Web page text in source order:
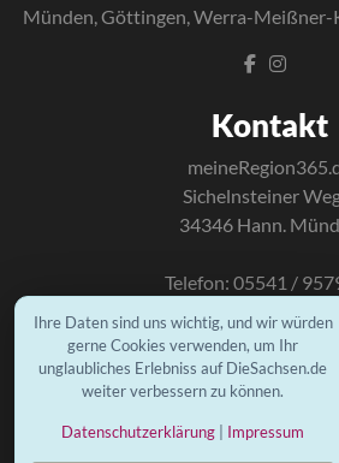
Münden, Göttingen, Werra-Meißner-
Kontakt
Sichelnsteiner
34346 Hann.
Telefon: 05541 /
E-Mail: info@mundus-
Wichtige
Kontakt
Ihre Daten sind uns wichtig, und wir würden
gerne Cookies verwenden, um Ihr
unglaubliches Erlebniss auf DieSachsen.de
weiter verbessern zu können.
Datenschutzerklärung Impressum